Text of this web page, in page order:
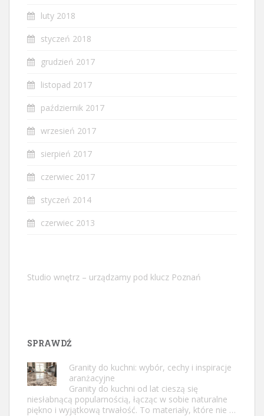
luty 2018
styczeń 2018
grudzień 2017
listopad 2017
październik 2017
wrzesień 2017
sierpień 2017
czerwiec 2017
styczeń 2014
czerwiec 2013
Studio wnętrz – urządzamy pod klucz Poznań
SPRAWDŹ
Granity do kuchni: wybór, cechy i inspiracje
aranżacyjne
Granity do kuchni od lat cieszą się
niesłabnącą popularnością, łącząc w sobie naturalne
piękno i wyjątkową trwałość. To materiały, które nie …